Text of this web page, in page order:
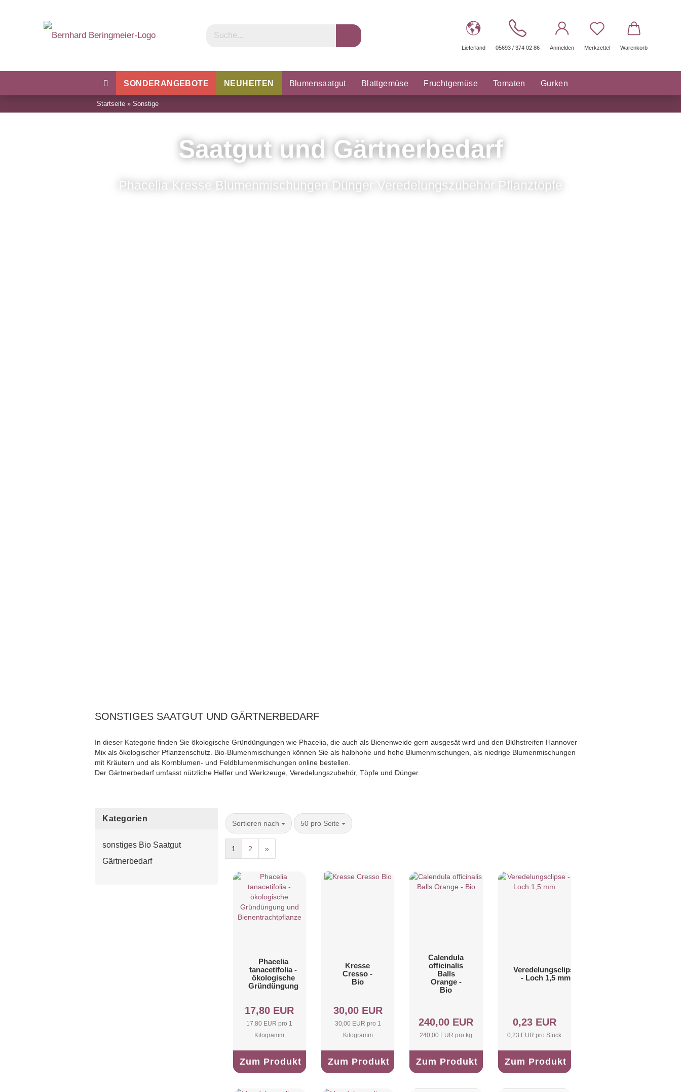
Lieferland 05693 / 374 02 86 Anmelden Merkzettel Warenkorb
SONDERANGEBOTE NEUHEITEN Blumensaatgut Blattgemüse Fruchtgemüse Tomaten Gurken
Kohl Bohnen & Erbsen
Startseite » Sonstige
Saatgut und Gärtnerbedarf
Phacelia Kresse Blumenmischungen Dünger Veredelungszubehör Pflanztöpfe
SONSTIGES SAATGUT UND GÄRTNERBEDARF
In dieser Kategorie finden Sie ökologische Gründüngungen wie Phacelia, die auch als Bienenweide gern ausgesät wird und den Blühstreifen Hannover
Mix als ökologischer Pflanzenschutz. Bio-Blumenmischungen können Sie als halbhohe und hohe Blumenmischungen, als niedrige Blumenmischungen
mit Kräutern und als Kornblumen- und Feldblumenmischungen online bestellen.
Der Gärtnerbedarf umfasst nützliche Helfer und Werkzeuge, Veredelungszubehör, Töpfe und Dünger.
Kategorien
sonstiges Bio Saatgut
Gärtnerbedarf
Sortieren nach 50 pro Seite
1 2 »
Phacelia
tanacetifolia -
ökologische
Gründüngung
17,80 EUR
17,80 EUR pro 1
Kilogramm
Zum Produkt
Kresse
Cresso -
Bio
30,00 EUR
30,00 EUR pro 1
Kilogramm
Zum Produkt
Calendula
officinalis
Balls
Orange -
Bio
240,00 EUR
240,00 EUR pro kg
Zum Produkt
Veredelungsclipse
- Loch 1,5 mm
0,23 EUR
0,23 EUR pro Stück
Zum Produkt